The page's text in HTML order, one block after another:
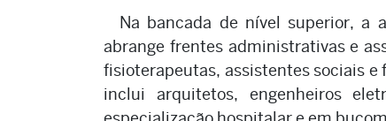
Na bancada de nível superior, a
abrange frentes administrativas e
fisioterapeutas, assistentes sociais
inclui arquitetos, engenheiros